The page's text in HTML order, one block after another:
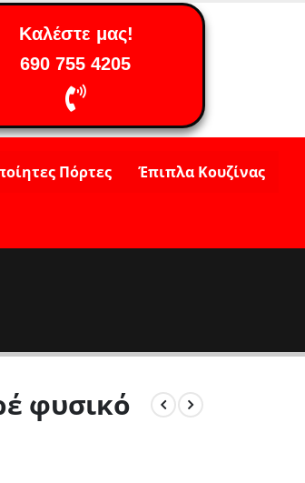
Καλέστε μας!
690 755 4205
Πόρτες Έπιπλα Κουζίνας
φυσικό